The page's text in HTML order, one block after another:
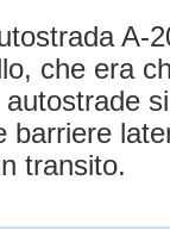
A-
che era
barriere
transito.